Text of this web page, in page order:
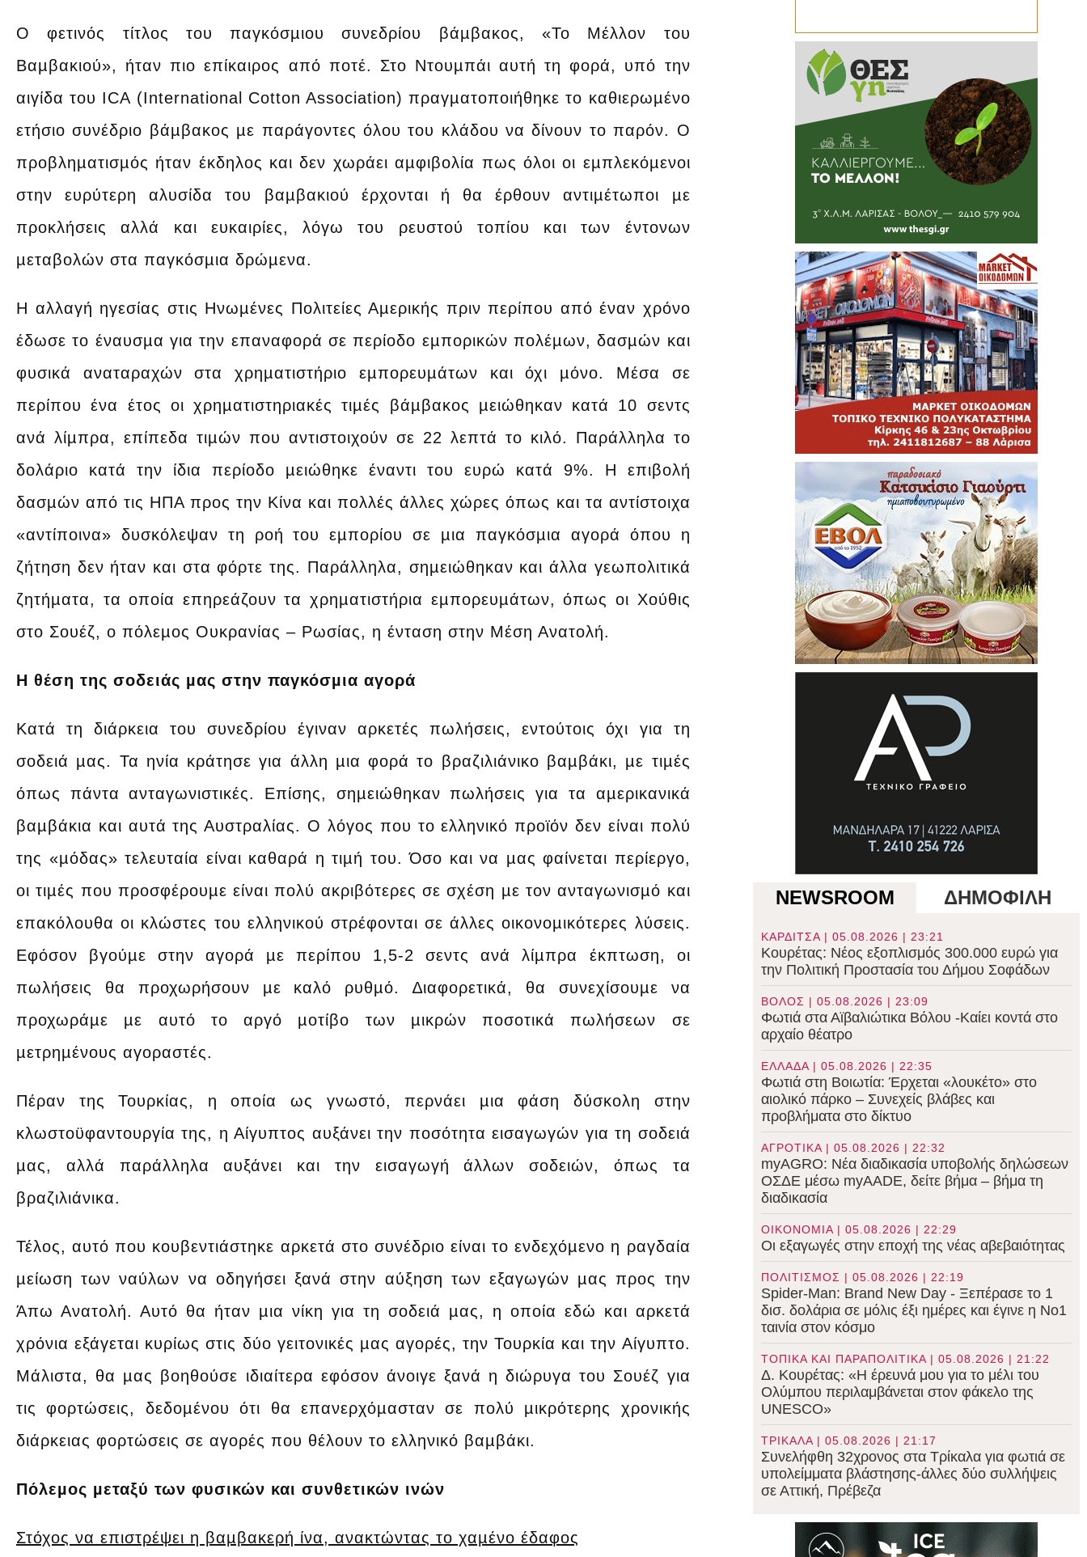
Ο φετινός τίτλος του παγκόσµιου συνεδρίου βάµβακος, «Το Μέλλον του
Βαµβακιού», ήταν πιο επίκαιρος από ποτέ. Στο Ντουµπάι αυτή τη φορά, υπό την
αιγίδα του ICA (International Cotton Association) πραγµατοποιήθηκε το καθιερωµένο
ετήσιο συνέδριο βάµβακος µε παράγοντες όλου του κλάδου να δίνουν το παρόν. Ο
προβληµατισµός ήταν έκδηλος και δεν χωράει αµφιβολία πως όλοι οι εµπλεκόµενοι
στην ευρύτερη αλυσίδα του βαµβακιού έρχονται ή θα έρθουν αντιµέτωποι µε
προκλήσεις αλλά και ευκαιρίες, λόγω του ρευστού τοπίου και των έντονων
µεταβολών στα παγκόσµια δρώµενα.
Η αλλαγή ηγεσίας στις Ηνωµένες Πολιτείες Αµερικής πριν περίπου από έναν χρόνο
έδωσε το έναυσµα για την επαναφορά σε περίοδο εµπορικών πολέµων, δασµών και
φυσικά αναταραχών στα χρηµατιστήριο εµπορευµάτων και όχι µόνο. Μέσα σε
περίπου ένα έτος οι χρηµατιστηριακές τιµές βάµβακος µειώθηκαν κατά 10 σεντς
ανά λίµπρα, επίπεδα τιµών που αντιστοιχούν σε 22 λεπτά το κιλό. Παράλληλα το
δολάριο κατά την ίδια περίοδο µειώθηκε έναντι του ευρώ κατά 9%. Η επιβολή
δασµών από τις ΗΠΑ προς την Κίνα και πολλές άλλες χώρες όπως και τα αντίστοιχα
«αντίποινα» δυσκόλεψαν τη ροή του εµπορίου σε µια παγκόσµια αγορά όπου η
ζήτηση δεν ήταν και στα φόρτε της. Παράλληλα, σηµειώθηκαν και άλλα γεωπολιτικά
ζητήµατα, τα οποία επηρεάζουν τα χρηµατιστήρια εµπορευµάτων, όπως οι Χούθις
στο Σουέζ, ο πόλεµος Ουκρανίας – Ρωσίας, η ένταση στην Μέση Ανατολή.
Η θέση της σοδειάς µας στην παγκόσµια αγορά
Κατά τη διάρκεια του συνεδρίου έγιναν αρκετές πωλήσεις, εντούτοις όχι για τη
σοδειά µας. Τα ηνία κράτησε για άλλη µια φορά το βραζιλιάνικο βαµβάκι, µε τιµές
όπως πάντα ανταγωνιστικές. Επίσης, σηµειώθηκαν πωλήσεις για τα αµερικανικά
βαµβάκια και αυτά της Αυστραλίας. Ο λόγος που το ελληνικό προϊόν δεν είναι πολύ
της «µόδας» τελευταία είναι καθαρά η τιµή του. Όσο και να µας φαίνεται περίεργο,
οι τιµές που προσφέρουµε είναι πολύ ακριβότερες σε σχέση µε τον ανταγωνισµό και
επακόλουθα οι κλώστες του ελληνικού στρέφονται σε άλλες οικονοµικότερες λύσεις.
Εφόσον βγούµε στην αγορά µε περίπου 1,5-2 σεντς ανά λίµπρα έκπτωση, οι
πωλήσεις θα προχωρήσουν µε καλό ρυθµό. ∆ιαφορετικά, θα συνεχίσουµε να
προχωράµε µε αυτό το αργό µοτίβο των µικρών ποσοτικά πωλήσεων σε
µετρηµένους αγοραστές.
Πέραν της Τουρκίας, η οποία ως γνωστό, περνάει µια φάση δύσκολη στην
κλωστοϋφαντουργία της, η Αίγυπτος αυξάνει την ποσότητα εισαγωγών για τη σοδειά
µας, αλλά παράλληλα αυξάνει και την εισαγωγή άλλων σοδειών, όπως τα
βραζιλιάνικα.
Τέλος, αυτό που κουβεντιάστηκε αρκετά στο συνέδριο είναι το ενδεχόµενο η ραγδαία
µείωση των ναύλων να οδηγήσει ξανά στην αύξηση των εξαγωγών µας προς την
Άπω Ανατολή. Αυτό θα ήταν µια νίκη για τη σοδειά µας, η οποία εδώ και αρκετά
χρόνια εξάγεται κυρίως στις δύο γειτονικές µας αγορές, την Τουρκία και την Αίγυπτο.
Μάλιστα, θα µας βοηθούσε ιδιαίτερα εφόσον άνοιγε ξανά η διώρυγα του Σουέζ για
τις φορτώσεις, δεδοµένου ότι θα επανερχόµασταν σε πολύ µικρότερης χρονικής
διάρκειας φορτώσεις σε αγορές που θέλουν το ελληνικό βαµβάκι.
Πόλεµος µεταξύ των φυσικών και συνθετικών ινών
Στόχος να επιστρέψει η βαµβακερή ίνα, ανακτώντας το χαµένο έδαφος
NEWSROOM ΔΗΜΟΦΙΛΗ
ΚΑΡΔΙΤΣΑ | 05.08.2026 | 23:21
Κουρέτας: Νέος εξοπλισμός 300.000 ευρώ για
την Πολιτική Προστασία του Δήμου Σοφάδων
ΒΟΛΟΣ | 05.08.2026 | 23:09
Φωτιά στα Αϊβαλιώτικα Βόλου -Καίει κοντά στο
αρχαίο θέατρο
ΕΛΛΑΔΑ | 05.08.2026 | 22:35
Φωτιά στη Βοιωτία: Έρχεται «λουκέτο» στο
αιολικό πάρκο – Συνεχείς βλάβες και
προβλήματα στο δίκτυο
ΑΓΡΟΤΙΚΑ | 05.08.2026 | 22:32
myAGRO: Νέα διαδικασία υποβολής δηλώσεων
ΟΣΔΕ μέσω myAADE, δείτε βήμα – βήμα τη
διαδικασία
ΟΙΚΟΝΟΜΙΑ | 05.08.2026 | 22:29
Οι εξαγωγές στην εποχή της νέας αβεβαιότητας
ΠΟΛΙΤΙΣΜΟΣ | 05.08.2026 | 22:19
Spider-Man: Brand New Day - Ξεπέρασε το 1
δισ. δολάρια σε μόλις έξι ημέρες και έγινε η Νο1
ταινία στον κόσμο
ΤΟΠΙΚΑ ΚΑΙ ΠΑΡΑΠΟΛΙΤΙΚΑ | 05.08.2026 | 21:22
Δ. Κουρέτας: «Η έρευνά μου για το μέλι του
Ολύμπου περιλαμβάνεται στον φάκελο της
UNESCO»
ΤΡΙΚΑΛΑ | 05.08.2026 | 21:17
Συνελήφθη 32χρονος στα Τρίκαλα για φωτιά σε
υπολείμματα βλάστησης-άλλες δύο συλλήψεις
σε Αττική, Πρέβεζα